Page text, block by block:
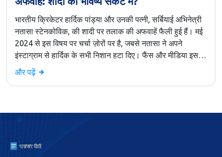
भारतीय क्रिकेटर हार्दिक पांड्या और उनकी पत्नी, सर्बियाई अभिनेत्री
नतासा स्टेनकोविक, की शादी पर तलाक की अफवाहें फैली हुई हैं। मई
2024 से इस विषय पर चर्चा ज़ोरों पर है, जबसे नतासा ने अपने
इंस्टाग्राम से हार्दिक के सभी निशान हटा दिए। फैंस और मीडिया इस
मौन पर लगातार सवाल उठा रहे हैं।
और पढ़ें